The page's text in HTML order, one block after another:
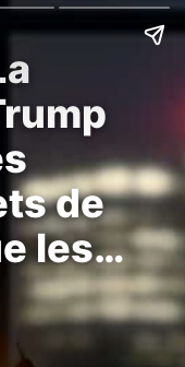
de
les…